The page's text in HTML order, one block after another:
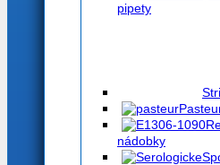
pipety
nádobky